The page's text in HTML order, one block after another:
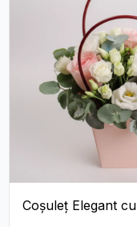
Coșuleț Elegant cu